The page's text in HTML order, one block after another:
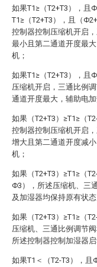
如果T1≥（T2+T3），且
T1≥（T2+T3），且（
控制器控制压缩机开启
最小且第二通道开度最
机；
如果T1≥（T2+T3），且
压缩机开启，三通比例
通道开度最大，辅助电
如果（T2+T3）≥T1≥（
控制器控制压缩机开启
增大且第二通道开度减
机；
如果（T2+T3）≥T1≥（
Φ3），所述压缩机、三
及加湿器均保持原有状态
如果（T2+T3）≥T1≥（
压缩机、三通比例调节
所述控制器控制加湿器启
如果T1＜（T2-T3），